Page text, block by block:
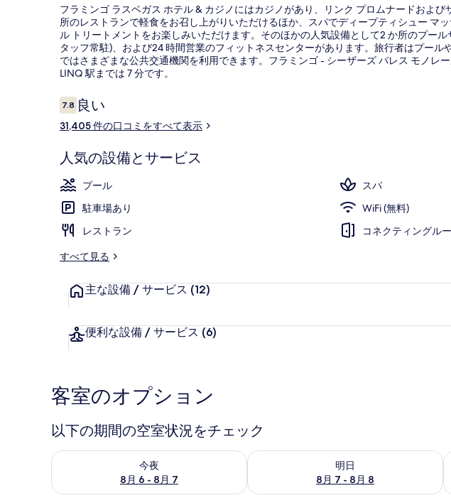
ノ
の
写
真
ギ
ャ
ラ
リ
ー
フラミンゴ ラスベガス ホテル & カジノにはカジノがあり、リンク プロムナードおよ
所のレストランで軽食をお召し上がりいただけるほか、スパでディープティシュー マ
ル トリートメントをお楽しみいただけます。そのほかの人気設備として2 か所のプー
タッフ常駐)、および24 時間営業のフィットネスセンターがあります。旅行者はプール
ではさまざまな公共交通機関を利用できます。フラミンゴ - シーザーズ パレス モノレ
LINQ 駅までは 7 分です。
口
コ
ミ
7.810段階中7.8
良い
31,405 件の口コミをすべて表示
人気の設備とサービス
プール
スパ
駐車場あり
WiFi (無料)
レストラン
コネクティングル
すべて見る
主な設備 / サービス (12)
便利な設備 / サービス (6)
客室のオプション
以下の期間の空室状況をチェック
今夜
8月 6 - 8月 7
今夜 8月 6 - 8月 7 の空室状況をチェック
明日
8月 7 - 8月 8
明日 8月 7 - 8月 8 の空室状況をチェック